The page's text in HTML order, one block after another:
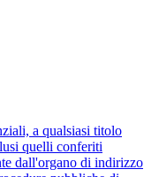
a qualsiasi titolo
quelli conferiti
dall'organo di indirizzo